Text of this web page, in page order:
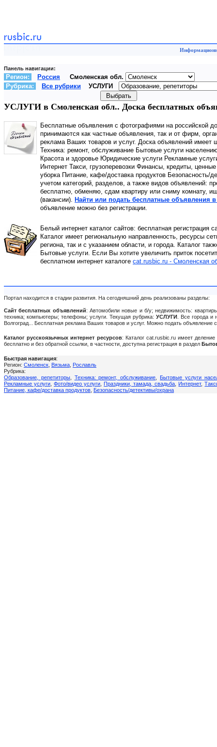
Панель навигации:
Регион: Россия
Смоленская обл.
Рубрика:
Все рубрики УСЛУГИ
УСЛУГИ в Смоленская обл.. Доска бесплатных
Бесплатные объявления с фотографиями на российской
принимаются как частные объявления, так и от фирм,
реклама Ваших товаров и услуг. Доска объявлений
Техника: ремонт, обслуживание Бытовые услуги
Красота и здоровье Юридические услуги Рекламные
Интернет Такси, грузоперевозки Финансы, кредиты,
уборка Питание, кафе/доставка продуктов
учетом категорий, разделов, а также видов объявлений:
бесплатно, обменяю, сдам квартиру или сниму комнату,
(вакансии). Найти или подать бесплатные объявления
объявление можно без регистрации.
Белый интернет каталог сайтов: бесплатная регистрация
Каталог имеет региональную направленность, ресурсы
региона, так и с указанием области, и города. Каталог
Бытовые услуги. Если Вы хотите увеличить приток
бесплатном интернет каталоге cat.rusbic.ru - Смоленская
Портал находится в стадии развития. На сегодняшний день реализованы разделы:
Сайт бесплатных объявлений: Автомобили новые и б/у; недвижимость:
техника; компьютеры; телефоны; услуги. Текущая рубрика: УСЛУГИ . Все города
Волгоград... Бесплатная реклама Ваших товаров и услуг. Можно подать
Каталог русскоязычных интернет ресурсов: Каталог cat.rusbic.ru имеет
бесплатно и без обратной ссылки, в частности, доступна регистрация в раздел
Быстрая навигация:
Регион: Смоленск Вязьма Рославль
Рубрика:
Образование, репетиторы, Техника: ремонт, обслуживание
Бытовые услуги
Рекламные услуги ,Фото/видео услуги ,Праздники, тамада, свадьба Интернет,
Питание, кафе/доставка продуктов Безопасность/детективы/охрана